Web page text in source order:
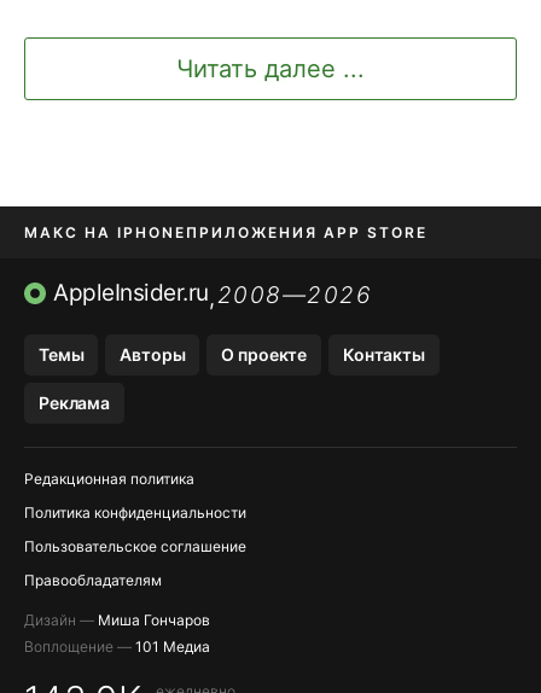
Читать далее ...
МАКС НА IPHONE ПРИЛОЖЕНИЯ APP STORE
TIKTOK НА IPHONEПРИЛОЖЕНИЯ БЕЗ APP STORE
AppleInsider.ru,2008—2026
Темы Авторы О проекте Контакты
Реклама
Редакционная политика
Политика конфиденциальности
Пользовательское соглашение
Правообладателям
Дизайн — Миша Гончаров
Воплощение — 101 Медиа